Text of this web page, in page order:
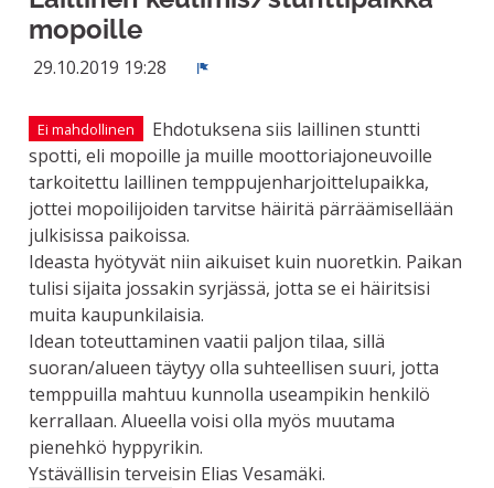
mopoille
29.10.2019 19:28
Ei mahdollinen
Ehdotuksena siis laillinen stuntti
spotti, eli mopoille ja muille moottoriajoneuvoille
tarkoitettu laillinen temppujenharjoittelupaikka,
jottei mopoilijoiden tarvitse häiritä pärräämisellään
julkisissa paikoissa.
Ideasta hyötyvät niin aikuiset kuin nuoretkin. Paikan
tulisi sijaita jossakin syrjässä, jotta se ei häiritsisi
muita kaupunkilaisia.
Idean toteuttaminen vaatii paljon tilaa, sillä
suoran/alueen täytyy olla suhteellisen suuri, jotta
temppuilla mahtuu kunnolla useampikin henkilö
kerrallaan. Alueella voisi olla myös muutama
pienehkö hyppyrikin.
Ystävällisin terveisin Elias Vesamäki.